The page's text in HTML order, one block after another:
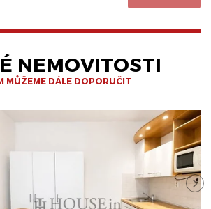
NEMOVITOSTI
MŮŽEME DÁLE DOPORUČIT